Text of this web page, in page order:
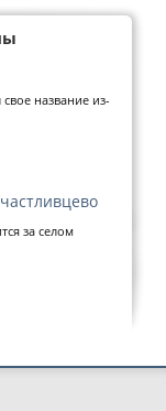
название из-
за селом